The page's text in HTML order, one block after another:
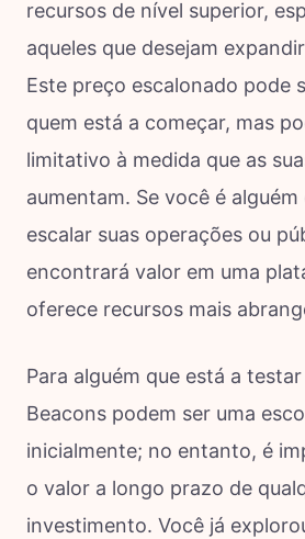
recursos de nível superior,
aqueles que desejam
Este preço escalonado pode
quem está a começar, mas
limitativo à medida que as
aumentam. Se você é
escalar suas operações ou
encontrará valor em uma
oferece recursos mais
Para alguém que está a
Beacons podem ser uma
inicialmente; no entanto, é
o valor a longo prazo de
investimento. Você já